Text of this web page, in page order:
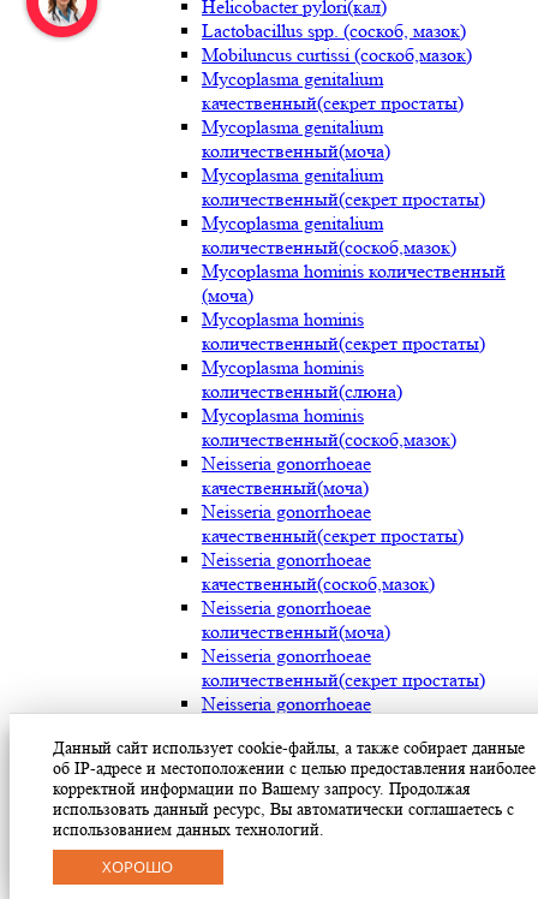
Helicobacter pylori(кал)
Lactobacillus spp. (соскоб, мазок)
Mobiluncus curtissi (соскоб,мазок)
Mycoplasma genitalium
качественный(секрет простаты)
Mycoplasma genitalium
количественный(моча)
Mycoplasma genitalium
количественный(секрет простаты)
Mycoplasma genitalium
количественный(соскоб,мазок)
Mycoplasma hominis количественный
(моча)
Mycoplasma hominis
количественный(секрет простаты)
Mycoplasma hominis
количественный(слюна)
Mycoplasma hominis
количественный(соскоб,мазок)
Neisseria gonorrhoeae
качественный(моча)
Neisseria gonorrhoeae
качественный(секрет простаты)
Neisseria gonorrhoeae
качественный(соскоб,мазок)
Neisseria gonorrhoeae
количественный(моча)
Neisseria gonorrhoeae
количественный(секрет простаты)
Neisseria gonorrhoeae
Streptococcus pyogenes (мокрота)
Streptococcus pyogenes (носоглотка)
Streptococcus pyogenes(мазок с раневой
поверхности)
Treponema pallidum(моча)
Данный сайт использует cookie-файлы, а также собирает данные
об IP-адресе и местоположении с целью предоставления наиболее
корректной информации по Вашему запросу. Продолжая
использовать данный ресурс, Вы автоматически соглашаетесь с
использованием данных технологий.
ХОРОШО